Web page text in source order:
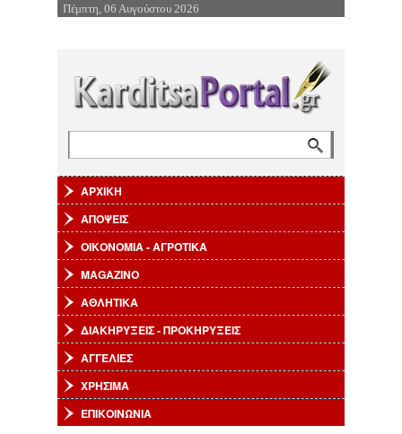
Επιστροφή στην Πλοήγηση
Πέμπτη, 06 Αυγούστου 2026
ΑΡΧΙΚΗ
ΑΠΟΨΕΙΣ
ΟΙΚΟΝΟΜΙΑ - ΑΓΡΟΤΙΚΑ
MAGAZINO
ΑΘΛΗΤΙΚΑ
ΔΙΑΚΗΡΥΞΕΙΣ - ΠΡΟΚΗΡΥΞΕΙΣ
ΑΓΓΕΛΙΕΣ
ΧΡΗΣΙΜΑ
ΕΠΙΚΟΙΝΩΝΙΑ